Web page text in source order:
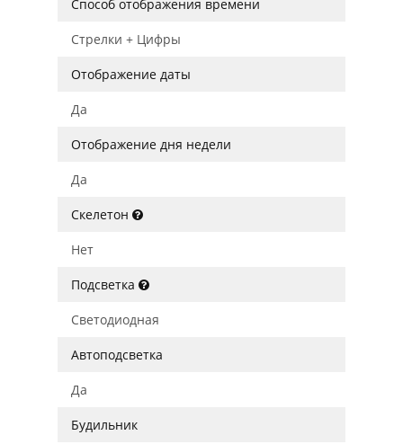
Способ отображения времени
Стрелки + Цифры
Отображение даты
Да
Отображение дня недели
Да
Скелетон
Нет
Подсветка
Светодиодная
Автоподсветка
Да
Будильник